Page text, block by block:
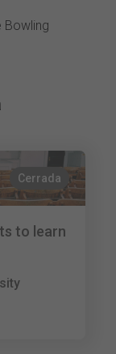
Bowling
Cerrada
to learn